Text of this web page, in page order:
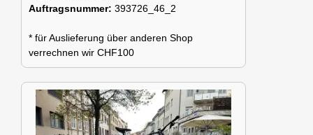
Auftragsnummer: 393726_46_2
* für Auslieferung über anderen Shop
verrechnen wir CHF100